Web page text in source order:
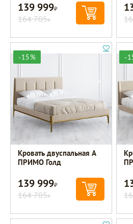
139 999Р
164 705Р
-15%
Кровать двуспальная A
ПРИМО Голд
139 999Р
164 705Р
-